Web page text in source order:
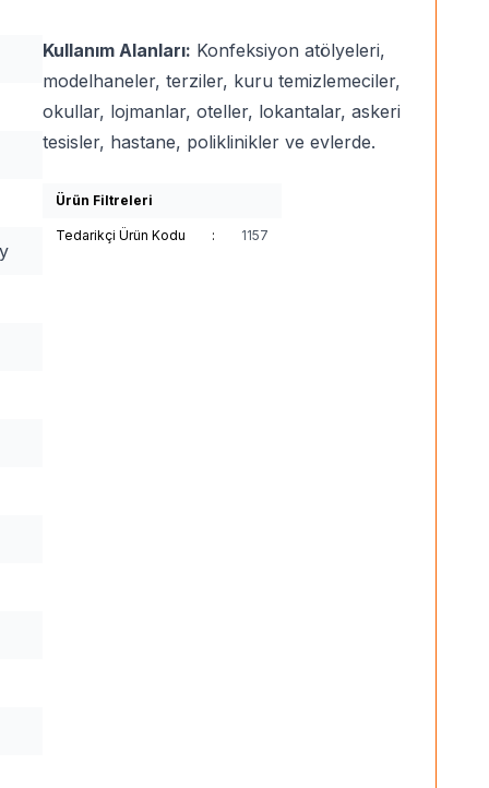
Kullanım Alanları: Konfeksiyon atölyeleri,
modelhaneler, terziler, kuru temizlemeciler,
okullar, lojmanlar, oteller, lokantalar, askeri
tesisler, hastane, poliklinikler ve evlerde.
Ürün Filtreleri
Tedarikçi Ürün Kodu : 1157